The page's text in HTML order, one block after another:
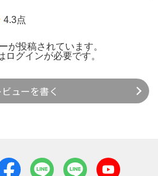
4.3点
が投稿されています。
ログインが必要です。
ビューを書く